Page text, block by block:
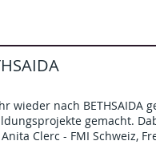
wieder nach
gemacht.
Clerc - FMI Schweiz,